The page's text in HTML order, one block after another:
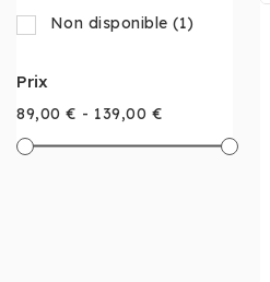
Non disponible (1)
Prix
89,00 € - 139,00 €